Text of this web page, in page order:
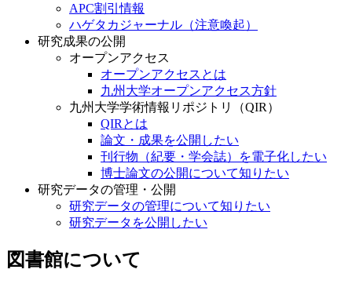
APC割引情報
ハゲタカジャーナル（注意喚起）
研究成果の公開
オープンアクセス
オープンアクセスとは
九州大学オープンアクセス方針
九州大学学術情報リポジトリ（QIR）
QIRとは
論文・成果を公開したい
刊行物（紀要・学会誌）を電子化したい
博士論文の公開について知りたい
研究データの管理・公開
研究データの管理について知りたい
研究データを公開したい
図書館について